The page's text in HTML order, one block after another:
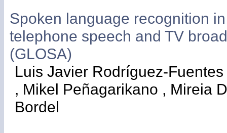
Spoken language recognition
telephone speech and TV
(GLOSA)
Luis Javier Rodríguez-
, Mikel Peñagarikano , Mireia
Bordel